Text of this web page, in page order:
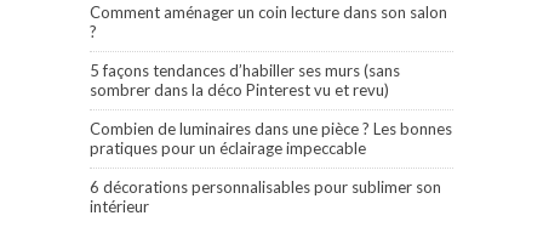
Comment aménager un coin lecture dans son salon
?
5 façons tendances d’habiller ses murs (sans
sombrer dans la déco Pinterest vu et revu)
Combien de luminaires dans une pièce ? Les bonnes
pratiques pour un éclairage impeccable
6 décorations personnalisables pour sublimer son
intérieur